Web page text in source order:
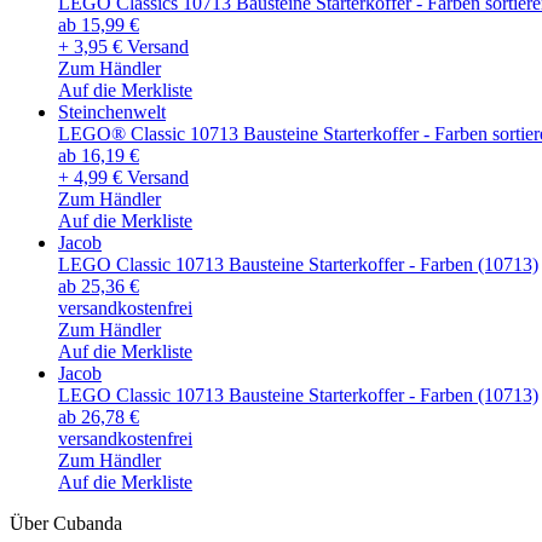
ab 15,99 €
+ 3,95 € Versand
Zum Händler
Auf die Merkliste
Steinchenwelt
LEGO® Classic 10713 Bausteine Starterkoffer - Farben
ab 16,19 €
+ 4,99 € Versand
Zum Händler
Auf die Merkliste
Jacob
LEGO Classic 10713 Bausteine Starterkoffer - Farben (10713)
ab 25,36 €
versandkostenfrei
Zum Händler
Auf die Merkliste
Jacob
LEGO Classic 10713 Bausteine Starterkoffer - Farben (10713)
ab 26,78 €
versandkostenfrei
Zum Händler
Auf die Merkliste
Über Cubanda